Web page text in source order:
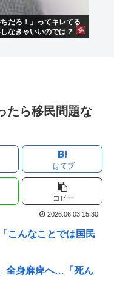
だろ！」ってキレてる
なきゃいいのでは？
たら移民問題な
はてブ
コピー
2026.06.03 15:30
こんなことでは国民
全身麻痺へ…「死ん